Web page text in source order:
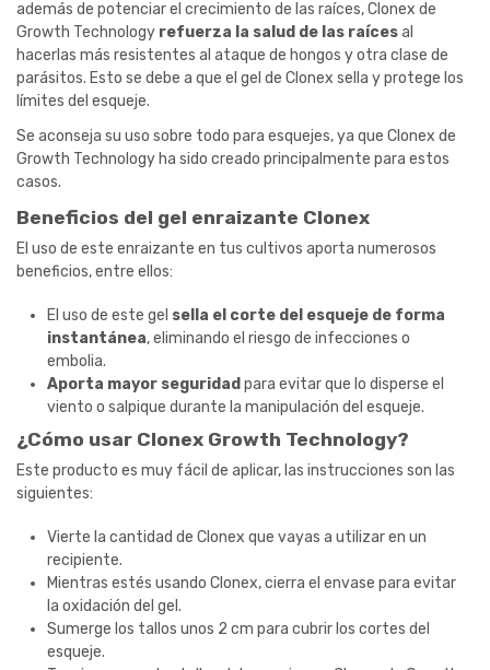
además de potenciar el crecimiento de las raíces, Clonex de
Growth Technology refuerza la salud de las raícesal
hacerlas más resistentes al ataque de hongos y otra clase de
parásitos. Esto se debe a que el gel de Clonex sella y protege los
límites del esqueje.
Se aconseja su uso sobre todo para esquejes, ya que Clonex de
Growth Technology ha sido creado principalmente para estos
casos.
Beneficios del gel enraizante Clonex
El uso de este enraizante en tus cultivos aporta numerosos
beneficios, entre ellos:
El uso de este gel sella el corte del esqueje de forma
instantánea, eliminando el riesgo de infecciones o
embolia.
Aporta mayor seguridad para evitar que lo disperse el
viento o salpique durante la manipulación del esqueje.
¿Cómo usar Clonex Growth Technology?
Este producto es muy fácil de aplicar, las instrucciones son las
siguientes:
Vierte la cantidad de Clonex que vayas a utilizar en un
recipiente.
Mientras estés usando Clonex, cierra el envase para evitar
la oxidación del gel.
Sumerge los tallos unos 2 cm para cubrir los cortes del
esqueje.